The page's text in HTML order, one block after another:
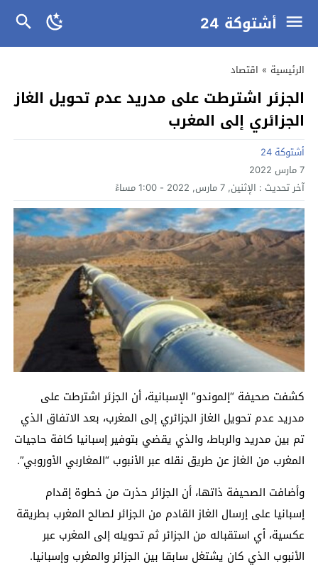
أشتوكة 24
الرئيسية » اقتصاد
الجزئر اشترطت على مدريد عدم تحويل الغاز
الجزائري إلى المغرب
أشتوكة 24
7 مارس 2022
آخر تحديث : الإثنين, 7 مارس, 2022 - 1:00 مساءً
كشفت صحيفة “إلموندو” الإسبانية، أن الجزئر اشترطت على
مدريد عدم تحويل الغاز الجزائري إلى المغرب، بعد الاتفاق الذي
تم بين مدريد والرباط، والذي يقضي بتوفير إسبانيا كافة حاجيات
المغرب من الغاز عن طريق نقله عبر الأنبوب “المغاربي الأوروبي”.
وأضافت الصحيفة ذاتها، أن الجزائر حذرت من خطوة إقدام
إسبانيا على إرسال الغاز القادم من الجزائر لصالح المغرب بطريقة
عكسية، أي استقباله من الجزائر ثم تحويله إلى المغرب عبر
الأنبوب الذي كان يشتغل سابقا بين الجزائر والمغرب وإسبانيا.